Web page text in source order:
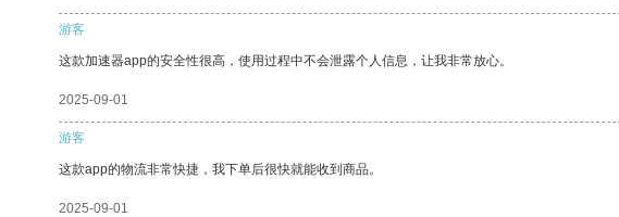
游客
这款加速器app的安全性很高，使用过程中不会泄露个人信息，让我非常放心。
2025-09-01
游客
这款app的物流非常快捷，我下单后很快就能收到商品。
2025-09-01